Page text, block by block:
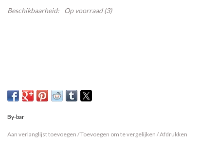
Beschikbaarheid: Op voorraad(3)
By-bar
Aan verlanglijst toevoegen /Toevoegen om te vergelijken /Afdrukken